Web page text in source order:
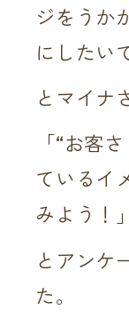
ジをうか
にしたい
とマイナ
「“お客
ているイ
みよう！」
とアンケ
た。